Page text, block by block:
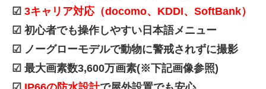
☑ 3キャリア対応（docomo、KDDI、SoftBank）
☑ 初心者でも操作しやすい日本語メニュー
☑ ノーグローモデルで動物に警戒されずに撮影
☑ 最大画素数3,600万画素(※下記画像参照)